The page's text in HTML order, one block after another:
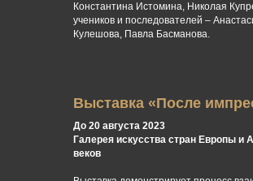
Константина Истомина, Николая
учеников и последователей –
Кулешова, Павла Басманова.
Выставка «После
До 20 августа 2023
Галерея искусства стран Европы и
веков